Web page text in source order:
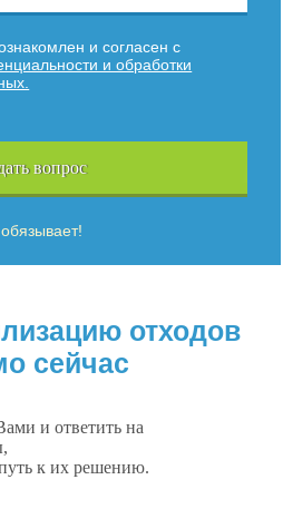
и согласен с
и обработки
вопрос
отходов
сейчас
и ответить на
к их решению.